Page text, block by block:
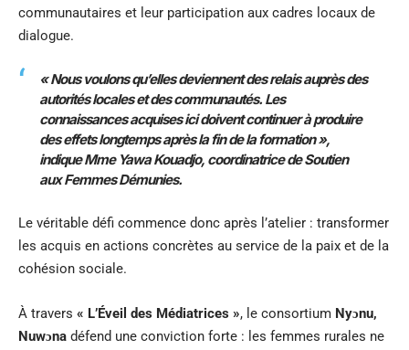
communautaires et leur participation aux cadres locaux de
dialogue.
« Nous voulons qu’elles deviennent des relais auprès des
autorités locales et des communautés. Les
connaissances acquises ici doivent continuer à produire
des effets longtemps après la fin de la formation »,
indique Mme Yawa Kouadjo, coordinatrice de Soutien
aux Femmes Démunies.
Le véritable défi commence donc après l’atelier : transformer
les acquis en actions concrètes au service de la paix et de la
cohésion sociale.
À travers « L’Éveil des Médiatrices », le consortium Nyɔnu,
Nuwɔna défend une conviction forte : les femmes rurales ne